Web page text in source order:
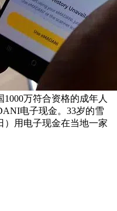
万符合资格的成年人
电子现金。33岁的雪
）用电子现金在当地一家